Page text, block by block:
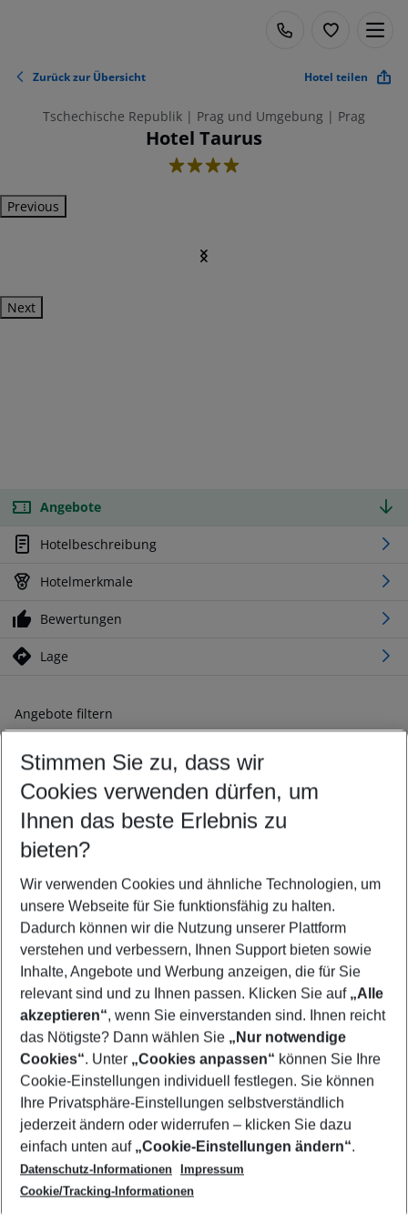
Zurück zur Übersicht Hotel teilen
Tschechische Republik | Prag und Umgebung | Prag
Hotel Taurus
4
Previous
Next
Angebote
Hotelbeschreibung
Hotelmerkmale
Bewertungen
Lage
Angebote filtern
Ändern Sie Ihre Kriterien nach Ihren Wünschen
Abflughafen wählen
Beliebiger Abflughafen
Reisezeitraum wählen
10.08.26– 08.08.27 5-8 Nächte
2 Erwachsene Keine Kinder
Mehr Filter anzeigen
Footer
Footer navigation
Über uns
AGB
Cookie-Einstellungen ändern
Cookie-Richtlinie
Datenschutz
Service & Hilfe
Barrierefreies Reisen
Check-in
Folgen Sie uns
Stimmen Sie zu, dass wir
Cookies verwenden dürfen, um
Ihnen das beste Erlebnis zu
bieten?
Wir verwenden Cookies und ähnliche Technologien, um
unsere Webseite für Sie funktionsfähig zu halten.
Dadurch können wir die Nutzung unserer Plattform
verstehen und verbessern, Ihnen Support bieten sowie
Inhalte, Angebote und Werbung anzeigen, die für Sie
relevant sind und zu Ihnen passen. Klicken Sie auf „Alle
akzeptieren“, wenn Sie einverstanden sind. Ihnen reicht
das Nötigste? Dann wählen Sie „Nur notwendige
Cookies“. Unter „Cookies anpassen“ können Sie Ihre
Cookie-Einstellungen individuell festlegen. Sie können
Ihre Privatsphäre-Einstellungen selbstverständlich
jederzeit ändern oder widerrufen – klicken Sie dazu
einfach unten auf „Cookie-Einstellungen ändern“.
Datenschutz-Informationen
Impressum
Cookie/Tracking-Informationen